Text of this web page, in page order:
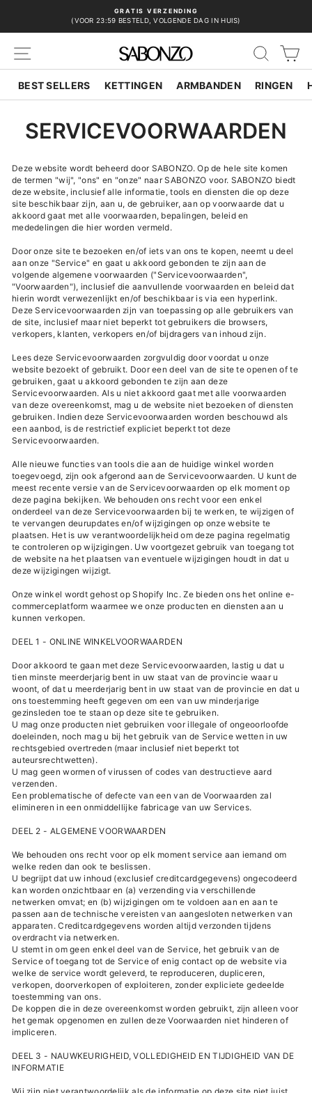
GRATIS VERZENDING
(VOOR 23:59 BESTELD, VOLGENDE DAG IN HUIS)
SITENAVIGATIE
BEST SELLERS KETTINGEN ARMBANDEN RINGEN
SERVICEVOORWAARDEN
Deze website wordt beheerd door SABONZO. Op de hele site komen
de termen "wij", "ons" en "onze" naar SABONZO voor. SABONZO biedt
deze website, inclusief alle informatie, tools en diensten die op deze
site beschikbaar zijn, aan u, de gebruiker, aan op voorwaarde dat u
akkoord gaat met alle voorwaarden, bepalingen, beleid en
mededelingen die hier worden vermeld.
Door onze site te bezoeken en/of iets van ons te kopen, neemt u deel
aan onze "Service" en gaat u akkoord gebonden te zijn aan de
volgende algemene voorwaarden ("Servicevoorwaarden",
"Voorwaarden"), inclusief die aanvullende voorwaarden en beleid dat
hierin wordt verwezenlijkt en/of beschikbaar is via een hyperlink.
Deze Servicevoorwaarden zijn van toepassing op alle gebruikers van
de site, inclusief maar niet beperkt tot gebruikers die browsers,
verkopers, klanten, verkopers en/of bijdragers van inhoud zijn.
Lees deze Servicevoorwaarden zorgvuldig door voordat u onze
website bezoekt of gebruikt. Door een deel van de site te openen of te
gebruiken, gaat u akkoord gebonden te zijn aan deze
Servicevoorwaarden. Als u niet akkoord gaat met alle voorwaarden
van deze overeenkomst, mag u de website niet bezoeken of diensten
gebruiken. Indien deze Servicevoorwaarden worden beschouwd als
een aanbod, is de restrictief expliciet beperkt tot deze
Servicevoorwaarden.
Alle nieuwe functies van tools die aan de huidige winkel worden
toegevoegd, zijn ook afgerond aan de Servicevoorwaarden. U kunt de
meest recente versie van de Servicevoorwaarden op elk moment op
deze pagina bekijken. We behouden ons recht voor een enkel
onderdeel van deze Servicevoorwaarden bij te werken, te wijzigen of
te vervangen deurupdates en/of wijzigingen op onze website te
plaatsen. Het is uw verantwoordelijkheid om deze pagina regelmatig
te controleren op wijzigingen. Uw voortgezet gebruik van toegang tot
de website na het plaatsen van eventuele wijzigingen houdt in dat u
deze wijzigingen wijzigt.
Onze winkel wordt gehost op Shopify Inc. Ze bieden ons het online e-
commerceplatform waarmee we onze producten en diensten aan u
kunnen verkopen.
DEEL 1 - ONLINE WINKELVOORWAARDEN
Door akkoord te gaan met deze Servicevoorwaarden, lastig u dat u
tien minste meerderjarig bent in uw staat van de provincie waar u
woont, of dat u meerderjarig bent in uw staat van de provincie en dat u
ons toestemming heeft gegeven om een ​​van uw minderjarige
gezinsleden toe te staan op deze site te gebruiken.
U mag onze producten niet gebruiken voor illegale of ongeoorloofde
doeleinden, noch mag u bij het gebruik van de Service wetten in uw
rechtsgebied overtreden (maar inclusief niet beperkt tot
auteursrechtwetten).
U mag geen wormen of virussen of codes van destructieve aard
verzenden.
Een problematische of defecte van een van de Voorwaarden zal
elimineren in een onmiddellijke fabricage van uw Services.
DEEL 2 - ALGEMENE VOORWAARDEN
We behouden ons recht voor op elk moment service aan iemand om
welke reden dan ook te beslissen.
U begrijpt dat uw inhoud (exclusief creditcardgegevens) ongecodeerd
kan worden onzichtbaar en (a) verzending via verschillende
netwerken omvat; en (b) wijzigingen om te voldoen aan en aan te
passen aan de technische vereisten van aangesloten netwerken van
apparaten. Creditcardgegevens worden altijd verzonden tijdens
overdracht via netwerken.
U stemt in om geen enkel deel van de Service, het gebruik van de
Service of toegang tot de Service of enig contact op de website via
welke de service wordt geleverd, te reproduceren, dupliceren,
verkopen, doorverkopen of exploiteren, zonder expliciete gedeelde
toestemming van ons.
De koppen die in deze overeenkomst worden gebruikt, zijn alleen voor
het gemak opgenomen en zullen deze Voorwaarden niet hinderen of
impliceren.
DEEL 3 - NAUWKEURIGHEID, VOLLEDIGHEID EN TIJDIGHEID VAN DE
INFORMATIE